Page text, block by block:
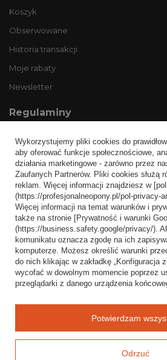
Koszyk
Obserwowane
Historia transakcji
Moje rabaty
Newsletter
Regulaminy
Wysyłka
Sposoby płatności i prowizje
Regulamin
Polityka prywatności
Odstąpienie od umowy
Popularne kategorie
Opony bezdętkowe
Opony dętkowe
Wykorzystujemy pliki cookies do
aby oferować funkcje społecznościowe,
działania marketingowe - zarówno przez
Zaufanych Partnerów. Pliki cookies służą
reklam. Więcej informacji znajdziesz w
(https://profesjonalneopony.pl/pol-privacy-
Więcej informacji na temat warunków i
także na stronie [Prywatność i warunki
(https://business.safety.google/privacy/).
komunikatu oznacza zgodę na ich
komputerze. Możesz określić warunki
do nich klikając w zakładkę „Konfiguracja
wycofać w dowolnym momencie poprzez
przeglądarki z danego urządzenia
Odrzuć
Potwierdzam